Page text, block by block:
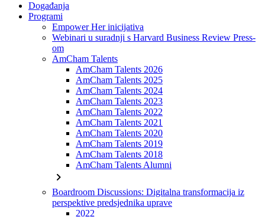
Događanja
Programi
Empower Her inicijativa
Webinari u suradnji s Harvard Business Review Press-
om
AmCham Talents
AmCham Talents 2026
AmCham Talents 2025
AmCham Talents 2024
AmCham Talents 2023
AmCham Talents 2022
AmCham Talents 2021
AmCham Talents 2020
AmCham Talents 2019
AmCham Talents 2018
AmCham Talents Alumni
chevron_right
Boardroom Discussions: Digitalna transformacija iz
perspektive predsjednika uprave
2022